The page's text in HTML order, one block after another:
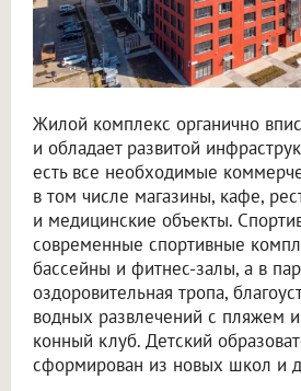
Жилой комплекс органично
и обладает развитой
есть все необходимые
в том числе магазины, кафе,
и медицинские объекты.
современные спортивные
бассейны и фитнес-залы, а в
оздоровительная тропа,
водных развлечений с пляжем
конный клуб. Детский
сформирован из новых школ и